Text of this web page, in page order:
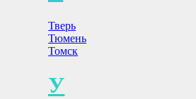
Тверь
Тюмень
Томск
У